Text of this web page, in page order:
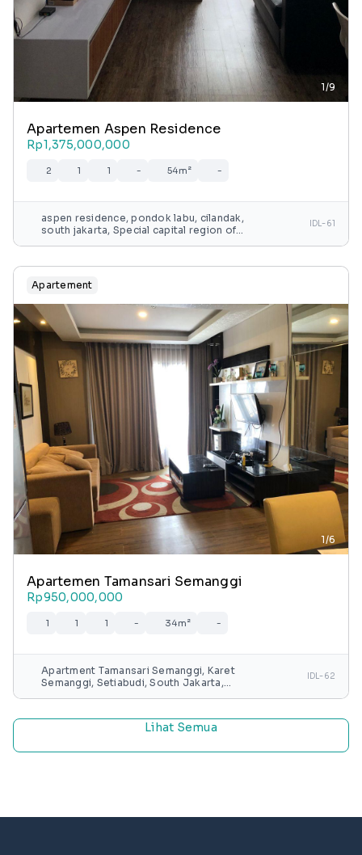
1/9
Apartemen Aspen Residence
Rp1,375,000,000
2 1 1 - 54m² -
aspen residence, pondok labu, cilandak,
south jakarta, Special capital region of
IDL-61
Apartement
1/6
Apartemen Tamansari Semanggi
Rp950,000,000
1 1 1 - 34m² -
Apartment Tamansari Semanggi, Karet
Semanggi, Setiabudi, South Jakarta,
IDL-62
Lihat Semua